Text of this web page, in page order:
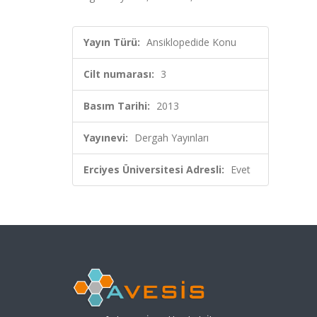
Yayın Türü: Ansiklopedide Konu
Cilt numarası: 3
Basım Tarihi: 2013
Yayınevi: Dergah Yayınları
Erciyes Üniversitesi Adresli: Evet